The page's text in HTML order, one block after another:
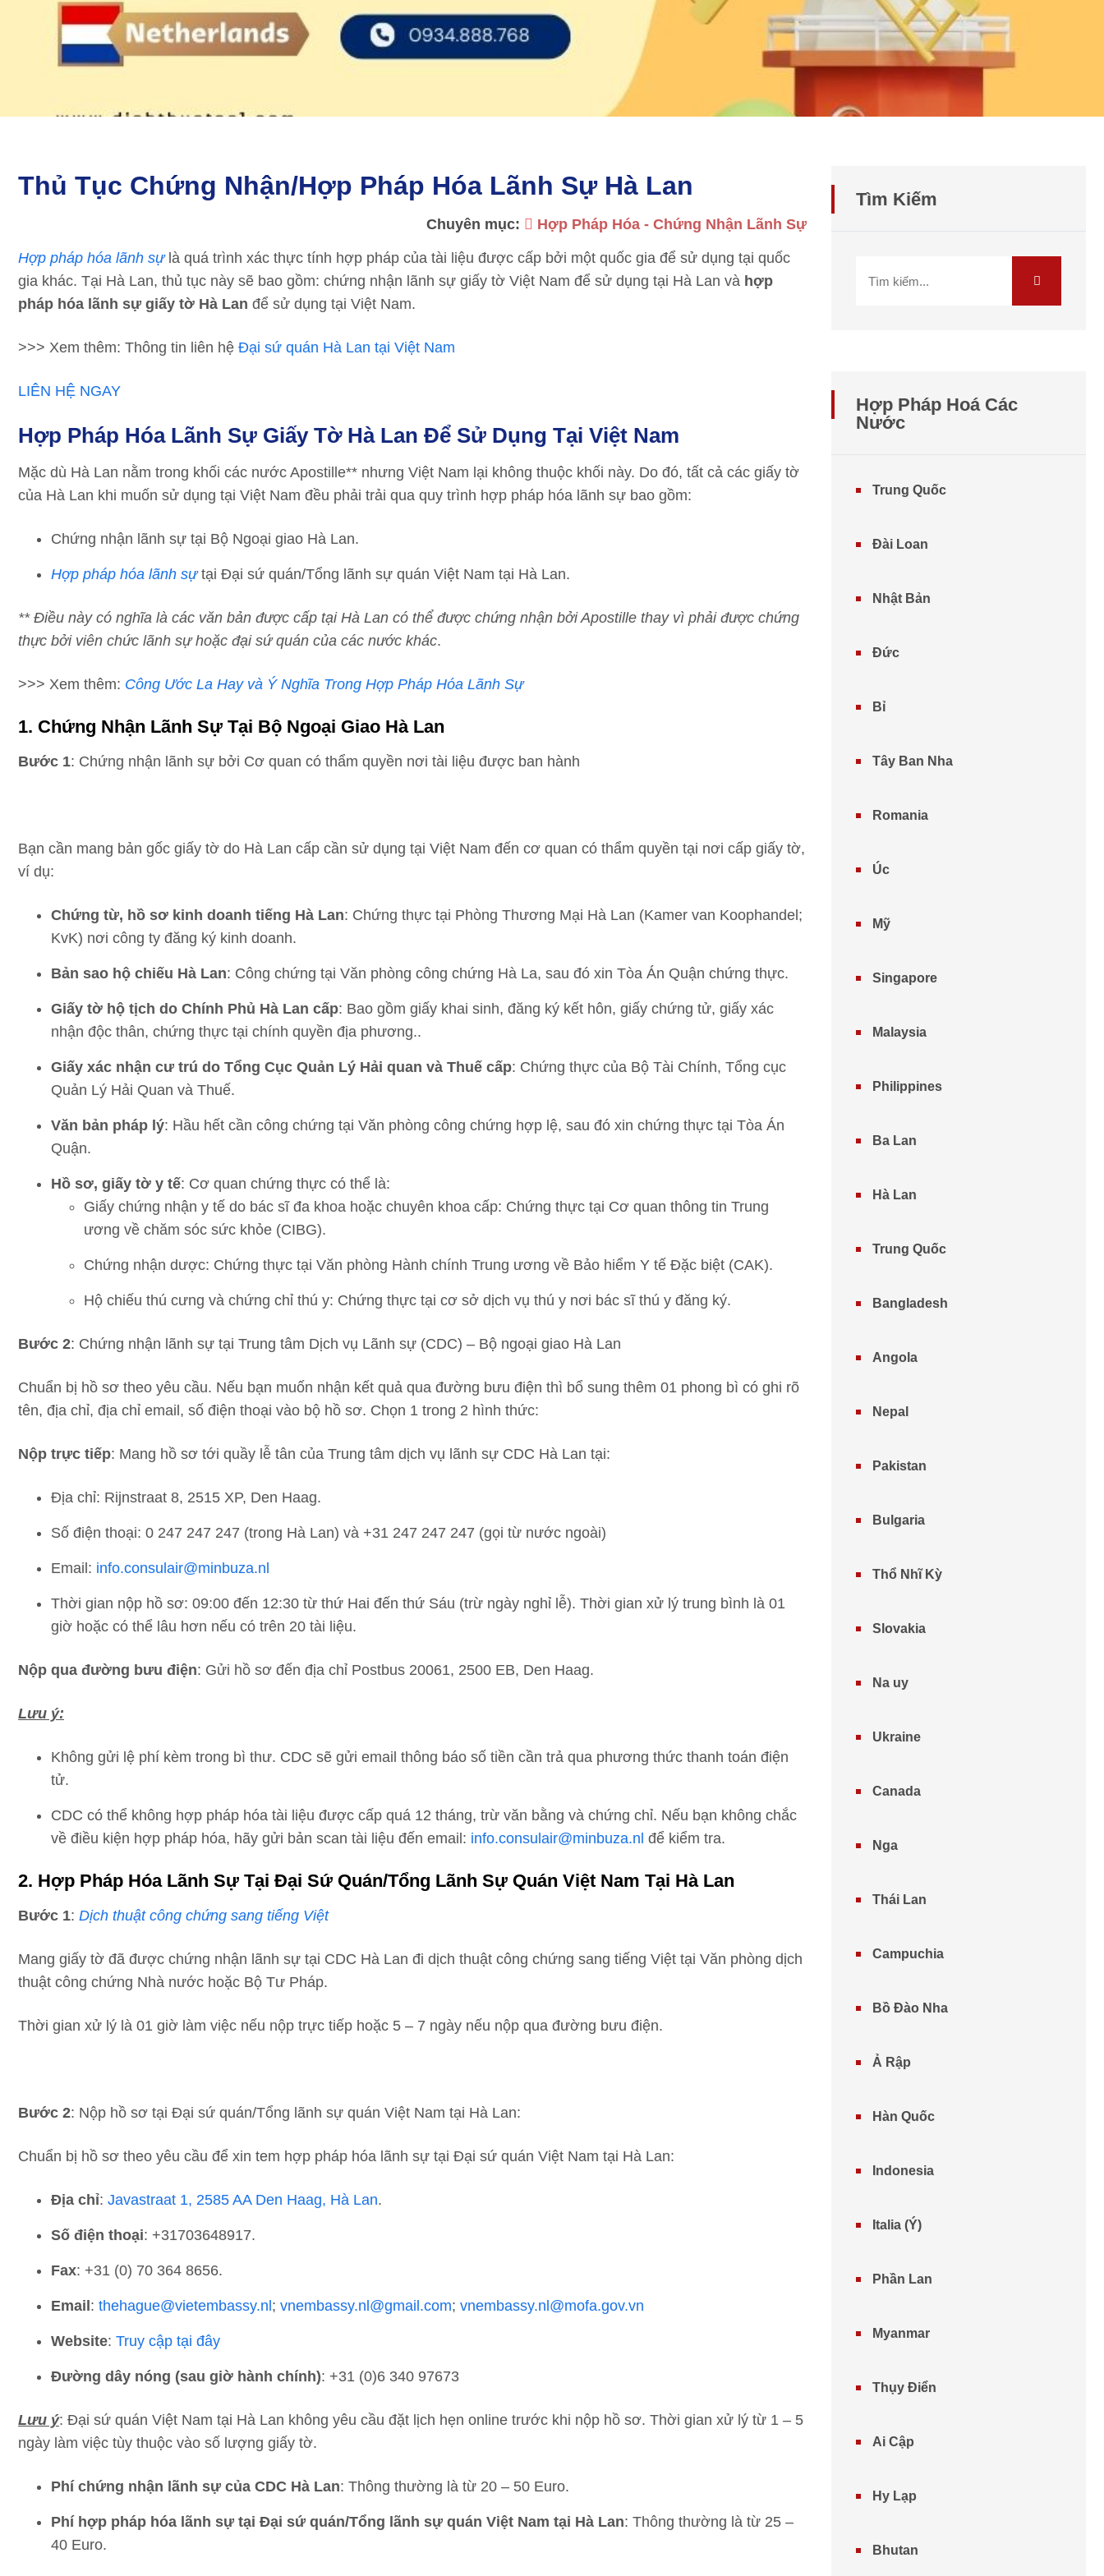
Thủ Tục Chứng Nhận/hợp Pháp Hóa Lãnh Sự Hà Lan
Chuyên mục: Hợp Pháp Hóa - Chứng Nhận Lãnh Sự
Hợp pháp hóa lãnh sựlà quá trình xác thực tính hợp pháp của tài liệu được cấp bởi một quốc gia để sử dụng tại quốc
gia khác. Tại Hà Lan, thủ tục này sẽ bao gồm: chứng nhận lãnh sự giấy tờ Việt Nam để sử dụng tại Hà Lan và hợp
pháp hóa lãnh sự giấy tờ Hà Lan để sử dụng tại Việt Nam.
>>> Xem thêm: Thông tin liên hệ Đại sứ quán Hà Lan tại Việt Nam
LIÊN HỆ NGAY
Hợp Pháp Hóa Lãnh Sự Giấy Tờ Hà Lan Để Sử Dụng Tại Việt Nam
Mặc dù Hà Lan nằm trong khối các nước Apostille** nhưng Việt Nam lại không thuộc khối này. Do đó, tất cả các giấy tờ
của Hà Lan khi muốn sử dụng tại Việt Nam đều phải trải qua quy trình hợp pháp hóa lãnh sự bao gồm:
Chứng nhận lãnh sự tại Bộ Ngoại giao Hà Lan.
Hợp pháp hóa lãnh sựtại Đại sứ quán/Tổng lãnh sự quán Việt Nam tại Hà Lan.
** Điều này có nghĩa là các văn bản được cấp tại Hà Lan có thể được chứng nhận bởi Apostille thay vì phải được chứng
thực bởi viên chức lãnh sự hoặc đại sứ quán của các nước khác.
>>> Xem thêm: Công Ước La Hay và Ý Nghĩa Trong Hợp Pháp Hóa Lãnh Sự
1. Chứng Nhận Lãnh Sự Tại Bộ Ngoại Giao Hà Lan
Bước 1: Chứng nhận lãnh sự bởi Cơ quan có thẩm quyền nơi tài liệu được ban hành
Bạn cần mang bản gốc giấy tờ do Hà Lan cấp cần sử dụng tại Việt Nam đến cơ quan có thẩm quyền tại nơi cấp giấy tờ,
ví dụ:
Chứng từ, hồ sơ kinh doanh tiếng Hà Lan: Chứng thực tại Phòng Thương Mại Hà Lan (Kamer van Koophandel;
KvK) nơi công ty đăng ký kinh doanh.
Bản sao hộ chiếu Hà Lan: Công chứng tại Văn phòng công chứng Hà La, sau đó xin Tòa Án Quận chứng thực.
Giấy tờ hộ tịch do Chính Phủ Hà Lan cấp: Bao gồm giấy khai sinh, đăng ký kết hôn, giấy chứng tử, giấy xác
nhận độc thân, chứng thực tại chính quyền địa phương..
Giấy xác nhận cư trú do Tổng Cục Quản Lý Hải quan và Thuế cấp: Chứng thực của Bộ Tài Chính, Tổng cục
Quản Lý Hải Quan và Thuế.
Văn bản pháp lý: Hầu hết cần công chứng tại Văn phòng công chứng hợp lệ, sau đó xin chứng thực tại Tòa Án
Quận.
Hồ sơ, giấy tờ y tế: Cơ quan chứng thực có thể là:
Giấy chứng nhận y tế do bác sĩ đa khoa hoặc chuyên khoa cấp: Chứng thực tại Cơ quan thông tin Trung
ương về chăm sóc sức khỏe (CIBG).
Chứng nhận dược: Chứng thực tại Văn phòng Hành chính Trung ương về Bảo hiểm Y tế Đặc biệt (CAK).
Hộ chiếu thú cưng và chứng chỉ thú y: Chứng thực tại cơ sở dịch vụ thú y nơi bác sĩ thú y đăng ký.
Bước 2: Chứng nhận lãnh sự tại Trung tâm Dịch vụ Lãnh sự (CDC) – Bộ ngoại giao Hà Lan
Chuẩn bị hồ sơ theo yêu cầu. Nếu bạn muốn nhận kết quả qua đường bưu điện thì bổ sung thêm 01 phong bì có ghi rõ
tên, địa chỉ, địa chỉ email, số điện thoại vào bộ hồ sơ. Chọn 1 trong 2 hình thức:
Nộp trực tiếp: Mang hồ sơ tới quầy lễ tân của Trung tâm dịch vụ lãnh sự CDC Hà Lan tại:
Địa chỉ: Rijnstraat 8, 2515 XP, Den Haag.
Số điện thoại: 0 247 247 247 (trong Hà Lan) và +31 247 247 247 (gọi từ nước ngoài)
Email: info.consulair@minbuza.nl
Thời gian nộp hồ sơ: 09:00 đến 12:30 từ thứ Hai đến thứ Sáu (trừ ngày nghỉ lễ). Thời gian xử lý trung bình là 01
giờ hoặc có thể lâu hơn nếu có trên 20 tài liệu.
Nộp qua đường bưu điện: Gửi hồ sơ đến địa chỉ Postbus 20061, 2500 EB, Den Haag.
Lưu ý:
Không gửi lệ phí kèm trong bì thư. CDC sẽ gửi email thông báo số tiền cần trả qua phương thức thanh toán điện
tử.
CDC có thể không hợp pháp hóa tài liệu được cấp quá 12 tháng, trừ văn bằng và chứng chỉ. Nếu bạn không chắc
về điều kiện hợp pháp hóa, hãy gửi bản scan tài liệu đến email: info.consulair@minbuza.nl để kiểm tra.
2. Hợp Pháp Hóa Lãnh Sự Tại Đại Sứ Quán/Tổng Lãnh Sự Quán Việt Nam Tại Hà Lan
Bước 1: Dịch thuật công chứng sang tiếng Việt
Mang giấy tờ đã được chứng nhận lãnh sự tại CDC Hà Lan đi dịch thuật công chứng sang tiếng Việt tại Văn phòng dịch
thuật công chứng Nhà nước hoặc Bộ Tư Pháp.
Thời gian xử lý là 01 giờ làm việc nếu nộp trực tiếp hoặc 5 – 7 ngày nếu nộp qua đường bưu điện.
Bước 2: Nộp hồ sơ tại Đại sứ quán/Tổng lãnh sự quán Việt Nam tại Hà Lan:
Chuẩn bị hồ sơ theo yêu cầu để xin tem hợp pháp hóa lãnh sự tại Đại sứ quán Việt Nam tại Hà Lan:
Địa chỉ: Javastraat 1, 2585 AA Den Haag, Hà Lan.
Số điện thoại: +31703648917.
Fax: +31 (0) 70 364 8656.
Email : ​ thehague@vietembassy.nl ; vnembassy.nl@gmail.com; ​ vnembassy.nl@mofa.gov.vn
Website: Truy cập tại đây
Đường dây nóng (sau giờ hành chính): +31 (0)6 340 97673
Lưu ý: Đại sứ quán Việt Nam tại Hà Lan không yêu cầu đặt lịch hẹn online trước khi nộp hồ sơ. Thời gian xử lý từ 1 – 5
ngày làm việc tùy thuộc vào số lượng giấy tờ.
Phí chứng nhận lãnh sự của CDC Hà Lan: Thông thường là từ 20 – 50 Euro.
Phí hợp pháp hóa lãnh sự tại Đại sứ quán/Tổng lãnh sự quán Việt Nam tại Hà Lan: Thông thường là từ 25 –
40 Euro.
Tìm Kiếm
Hợp Pháp Hoá Các
Nước
Trung Quốc
Đài Loan
Nhật Bản
Đức
Bỉ
Tây Ban Nha
Romania
Úc
Mỹ
Singapore
Malaysia
Philippines
Ba Lan
Hà Lan
Trung Quốc
Bangladesh
Angola
Nepal
Pakistan
Bulgaria
Thổ Nhĩ Kỳ
Slovakia
Na uy
Ukraine
Canada
Nga
Thái Lan
Campuchia
Bồ Đào Nha
Ả Rập
Hàn Quốc
Indonesia
Italia (Ý)
Phần Lan​
Myanmar
Thụy Điển
Ai Cập
Hy Lạp
Bhutan